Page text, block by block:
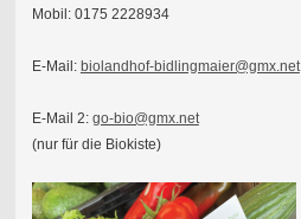
Mobil: 0175 2228934
E-Mail: biolandhof-bidlingmaier@gmx.net
E-Mail 2: go-bio@gmx.net
(nur für die Biokiste)